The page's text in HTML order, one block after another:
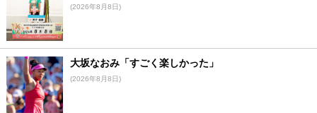
(2026年8月8日)
大坂なおみ「すごく楽しかった」
(2026年8月8日)